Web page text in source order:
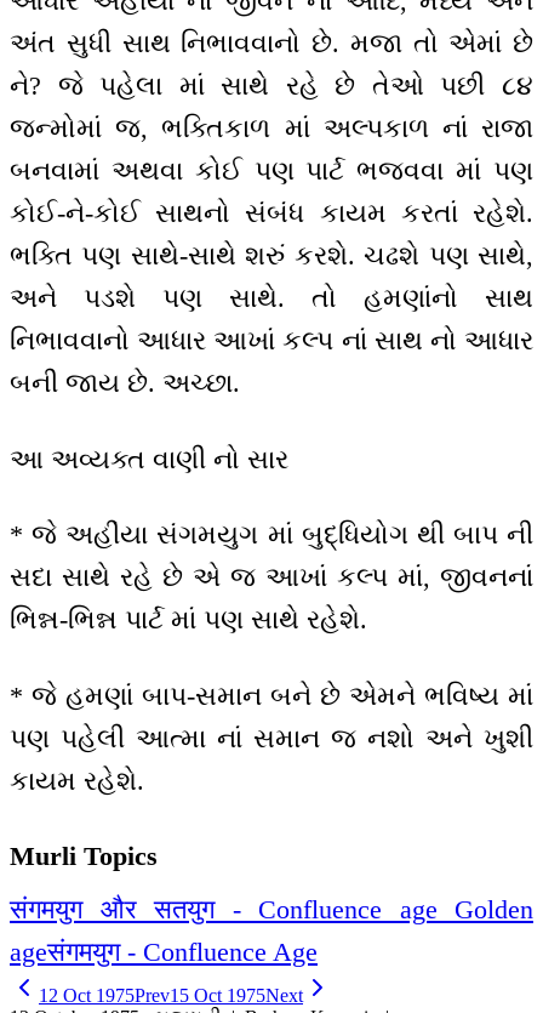
અંત સુધી સાથ નિભાવવાનો છે. મજા તો એમાં છે
ને? જે પહેલા માં સાથે રહે છે તેઓ પછી ૮૪
જન્મોમાં જ, ભક્તિકાળ માં અલ્પકાળ નાં રાજા
બનવામાં અથવા કોઈ પણ પાર્ટ ભજવવા માં પણ
કોઈ-ને-કોઈ સાથનો સંબંધ કાયમ કરતાં રહેશે.
ભક્તિ પણ સાથે-સાથે શરું કરશે. ચઢશે પણ સાથે,
અને પડશે પણ સાથે. તો હમણાંનો સાથ
નિભાવવાનો આધાર આખાં કલ્પ નાં સાથ નો આધાર
બની જાય છે. અચ્છા.
આ અવ્યક્ત વાણી નો સાર
* જે અહીંયા સંગમયુગ માં બુદ્ધિયોગ થી બાપ ની
સદા સાથે રહે છે એ જ આખાં કલ્પ માં, જીવનનાં
ભિન્ન-ભિન્ન પાર્ટ માં પણ સાથે રહેશે.
* જે હમણાં બાપ-સમાન બને છે એમને ભવિષ્ય માં
પણ પહેલી આત્મા નાં સમાન જ નશો અને ખુશી
કાયમ રહેશે.
Murli Topics
संगमयुग और सतयुग - Confluence age Golden
ageसंगमयुग - Confluence Age
12 Oct 1975Prev15 Oct 1975Next